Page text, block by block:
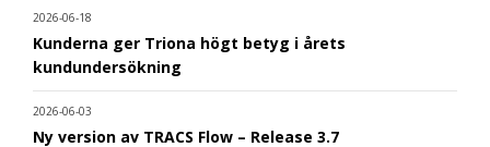
2026-06-18
Kunderna ger Triona högt betyg i årets
kundundersökning
2026-06-03
Ny version av TRACS Flow – Release 3.7